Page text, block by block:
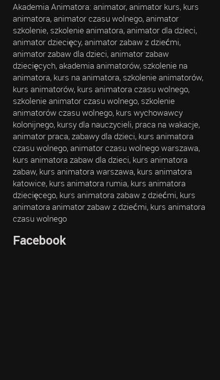
Akademia Animatora: animator, animator kurs, kurs
animatora, animator czasu wolnego, animator
szkolenie, szkolenie animatora, animator dla dzieci,
animator dziecięcy, animator zabaw z dziećmi,
animator zabaw dla dzieci, animator zabaw
dziecięcych, akademia animatorów, szkolenie na
animatora, kurs na animatora, szkolenie animatorów,
kurs animatorów, kurs animatora czasu wolnego,
szkolenie animator czasu wolnego, szkolenie
animatorów czasu wolnego, kurs wychowawcy
kolonijnego, kursy dla nauczycieli, praca na wakacje,
animator praca, zabawy dla dzieci, kurs animatora
czasu wolnego, animator czasu wolnego warszawa,
kurs animatora zabaw dla dzieci, kurs animatora
zabaw, kurs animatora warszawa, kurs animatora
katowice, kurs animatora rumia, kurs animatora
dziecięcego, kurs animatora zabaw z dziećmi, kurs
animatora animator zabaw z dziećmi, kurs animatora
czasu wolnego
Facebook